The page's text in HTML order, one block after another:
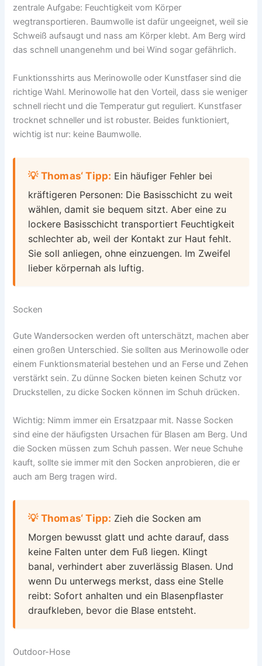
zentrale Aufgabe: Feuchtigkeit vom Körper
wegtransportieren. Baumwolle ist dafür ungeeignet, weil sie
Schweiß aufsaugt und nass am Körper klebt. Am Berg wird
das schnell unangenehm und bei Wind sogar gefährlich.
Funktionsshirts aus Merinowolle oder Kunstfaser sind die
richtige Wahl. Merinowolle hat den Vorteil, dass sie weniger
schnell riecht und die Temperatur gut reguliert. Kunstfaser
trocknet schneller und ist robuster. Beides funktioniert,
wichtig ist nur: keine Baumwolle.
💡 Thomas‘ Tipp: Ein häufiger Fehler bei
kräftigeren Personen: Die Basisschicht zu weit
wählen, damit sie bequem sitzt. Aber eine zu
lockere Basisschicht transportiert Feuchtigkeit
schlechter ab, weil der Kontakt zur Haut fehlt.
Sie soll anliegen, ohne einzuengen. Im Zweifel
lieber körpernah als luftig.
Socken
Gute Wandersocken werden oft unterschätzt, machen aber
einen großen Unterschied. Sie sollten aus Merinowolle oder
einem Funktionsmaterial bestehen und an Ferse und Zehen
verstärkt sein. Zu dünne Socken bieten keinen Schutz vor
Druckstellen, zu dicke Socken können im Schuh drücken.
Wichtig: Nimm immer ein Ersatzpaar mit. Nasse Socken
sind eine der häufigsten Ursachen für Blasen am Berg. Und
die Socken müssen zum Schuh passen. Wer neue Schuhe
kauft, sollte sie immer mit den Socken anprobieren, die er
auch am Berg tragen wird.
💡 Thomas‘ Tipp: Zieh die Socken am
Morgen bewusst glatt und achte darauf, dass
keine Falten unter dem Fuß liegen. Klingt
banal, verhindert aber zuverlässig Blasen. Und
wenn Du unterwegs merkst, dass eine Stelle
reibt: Sofort anhalten und ein Blasenpflaster
draufkleben, bevor die Blase entsteht.
Outdoor-Hose